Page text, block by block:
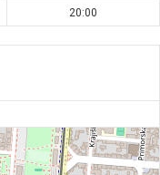
20:00